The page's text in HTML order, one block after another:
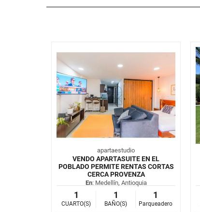
apartaestudio
VENDO APARTASUITE EN EL
POBLADO PERMITE RENTAS CORTAS
CERCA PROVENZA
En: Medellín, Antioquia
1
CUARTO(S)
1
BAÑO(S)
1
Parqueadero